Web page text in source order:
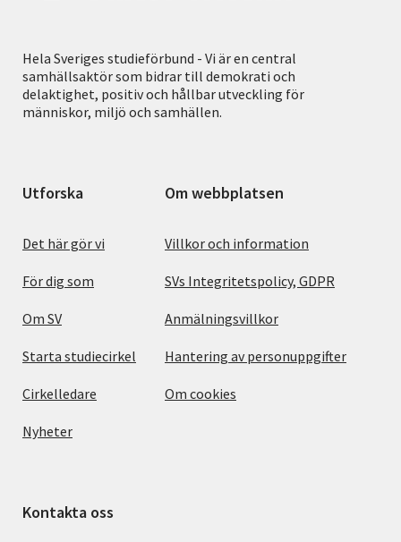
Hela Sveriges studieförbund - Vi är en central
samhällsaktör som bidrar till demokrati och
delaktighet, positiv och hållbar utveckling för
människor, miljö och samhällen.
Utforska
Det här gör vi
För dig som
Om SV
Starta studiecirkel
Cirkelledare
Nyheter
Om webbplatsen
Villkor och information
SVs Integritetspolicy, GDPR
Anmälningsvillkor
Hantering av personuppgifter
Om cookies
Kontakta oss